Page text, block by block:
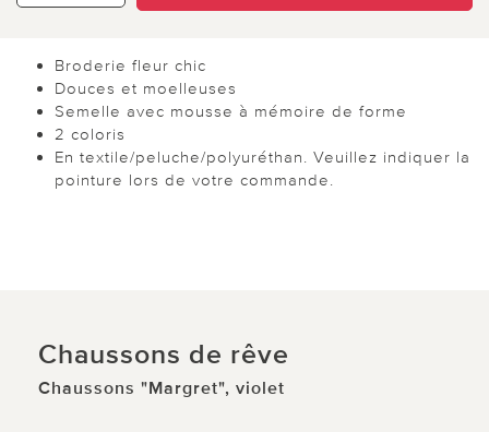
Broderie fleur chic
Douces et moelleuses
Semelle avec mousse à mémoire de forme
2 coloris
En textile/peluche/polyuréthan. Veuillez indiquer la
pointure lors de votre commande.
Chaussons de rêve
Chaussons "Margret", violet